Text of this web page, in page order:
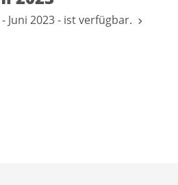
Juni 2023 - ist verfügbar.